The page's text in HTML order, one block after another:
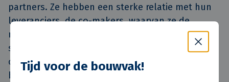
Tijd voor de bouwvak!
partners. Ze hebben een sterke relatie met hun
leveranciers, de co-makers, waarvan ze de
medewerkers zelf scholen en begeleiden. De
samenwerking is gelijkwaardig, kennis en
ontwikkeling worden breed gedeeld. In virtueel
bouwen zien zij toekomst: aan de voorkant meer